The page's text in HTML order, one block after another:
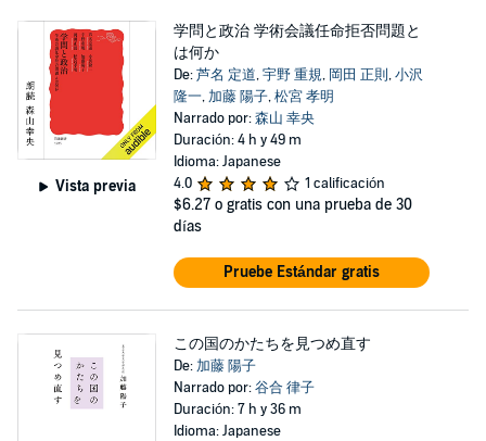
Vista previa
学問と政治 学術会議任命拒否問題と
は何か
De:芦名 定道,宇野 重規, 岡田 正則,小沢
隆一, 加藤 陽子,松宮 孝明
Narrado por:森山 幸央
Duración: 4 h y 49 m
Idioma: Japanese
4.0
1 calificación
$6.27 o gratis con una prueba de 30
días
Pruebe Estándar gratis
この国のかたちを見つめ直す
De: 加藤 陽子
Narrado por:谷合 律子
Duración: 7 h y 36 m
Idioma: Japanese